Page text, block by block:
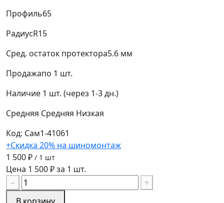
Профиль65
РадиусR15
Сред. остаток протектора5.6 мм
Продажапо 1 шт.
Наличие 1 шт. (через 1-3 дн.)
Средняя Средняя Низкая
Код: Сам1-41061
+Скидка 20% на шиномонтаж
1 500 ₽ / 1 шт
Цена 1 500 ₽ за 1 шт.
−
+